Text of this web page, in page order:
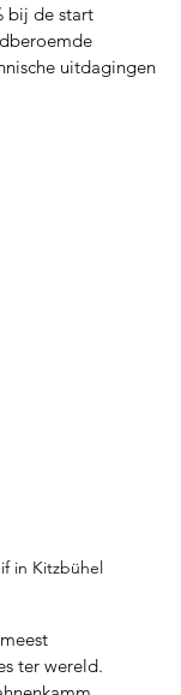
bij de start
uitdagingen
in Kitzbühel
ter wereld.